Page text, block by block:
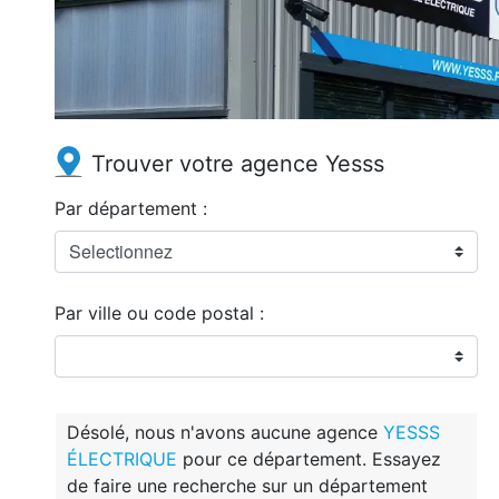
Trouver votre agence Yesss
Par département :
Par ville ou code postal :
Désolé, nous n'avons aucune agence YESSS
ÉLECTRIQUE pour ce département. Essayez
de faire une recherche sur un département